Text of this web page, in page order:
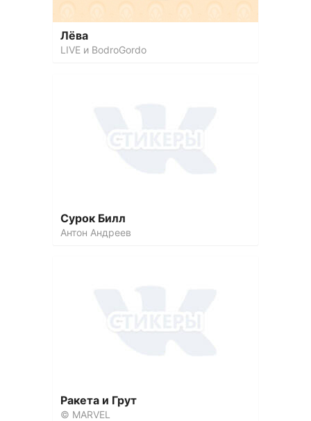
Лёва
LIVE и BodroGordo
Сурок Билл
Антон Андреев
Ракета и Грут
© MARVEL